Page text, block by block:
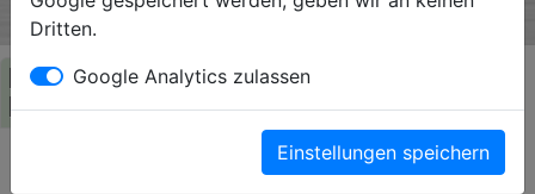
e.V.
Herzlich Willkommen auf den Seiten der
Krankenhäuser Sachsen-Anhalts
Die Krankenhausgesellschaft Sachsen-Anhalt begrüßt Sie auf
Dritten.
Google Analytics zulassen
Einstellungen speichern